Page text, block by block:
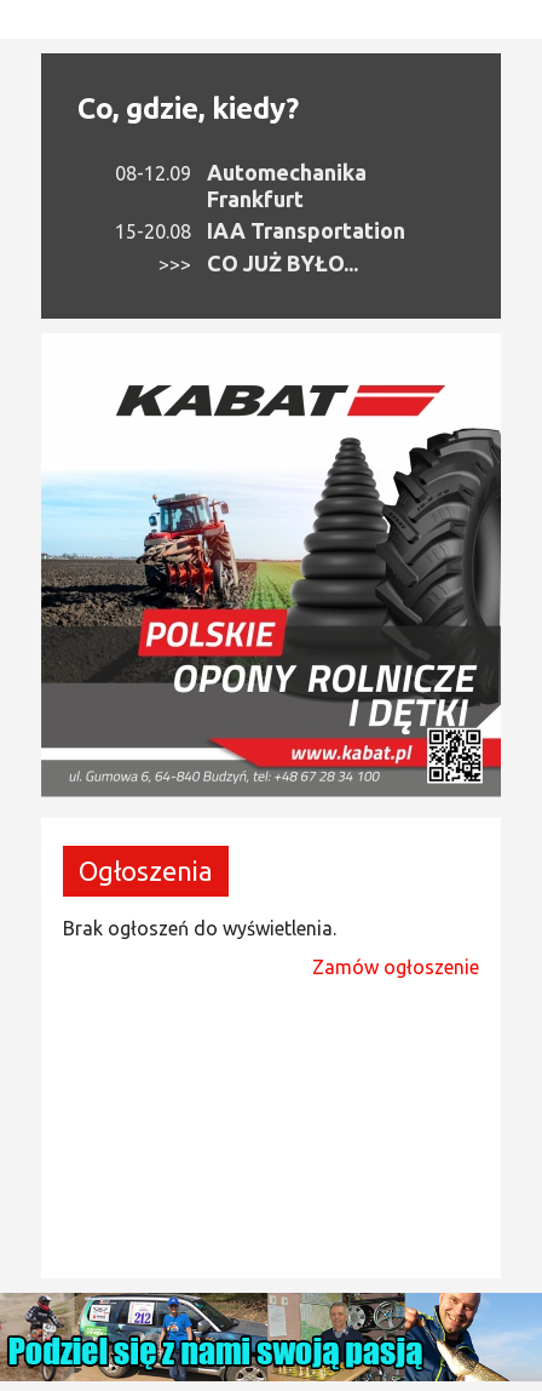
Co, gdzie, kiedy?
08-12.09
Automechanika
Frankfurt
15-20.08 IAA Transportation
>>> CO JUŻ BYŁO...
Ogłoszenia
Brak ogłoszeń do wyświetlenia.
Zamów ogłoszenie